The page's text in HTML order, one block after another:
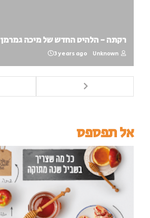
רקתה - הלהיט החדש של מיכה גמרמן
Unknown
3 years ago
אל תפספס